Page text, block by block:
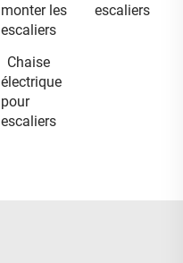
monter les
escaliers
escaliers
Chaise
électrique
pour
escaliers